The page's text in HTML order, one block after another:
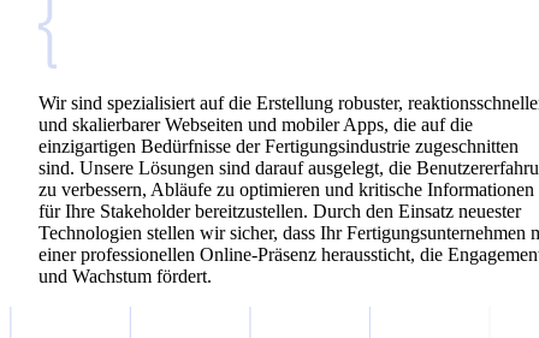
Wir sind spezialisiert auf die Erstellung robuster,
und skalierbarer Webseiten und mobiler Apps, die auf die
einzigartigen Bedürfnisse der Fertigungsindustrie zugeschnitten
sind. Unsere Lösungen sind darauf ausgelegt, die
zu verbessern, Abläufe zu optimieren und kritische Informationen
für Ihre Stakeholder bereitzustellen. Durch den Einsatz neuester
Technologien stellen wir sicher, dass Ihr Fertigungsunternehmen
einer professionellen Online-Präsenz heraussticht, die
und Wachstum fördert.